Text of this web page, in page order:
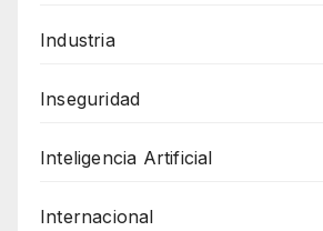
Industria
Inseguridad
Inteligencia Artificial
Internacional